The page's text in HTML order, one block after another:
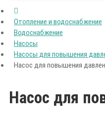
Отопление и водоснабжение
Водоснабжение
Насосы
Насосы для повышения
Насос для повышения
Насос для